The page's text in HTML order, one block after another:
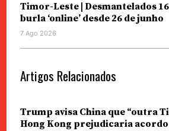
Timor-Leste | Desmantelados
burla ‘online’ desde 26 de junho
7 Ago 2026
Artigos Relacionados
Trump avisa China que “outra
Hong Kong prejudicaria